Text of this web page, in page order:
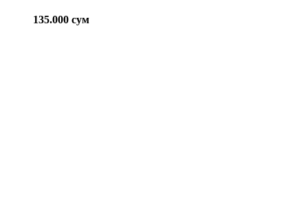
135.000 сум